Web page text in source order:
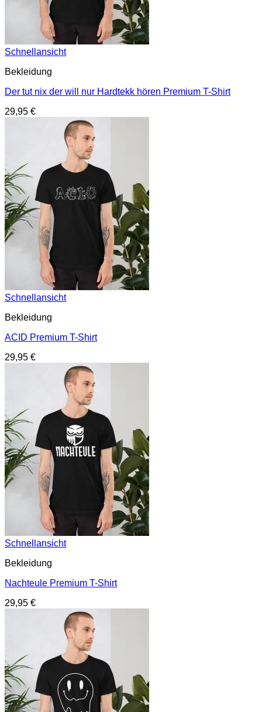
Schnellansicht
Bekleidung
Der tut nix der will nur Hardtekk hören Premium T-Shirt
29,95 €
Schnellansicht
Bekleidung
ACID Premium T-Shirt
29,95 €
Schnellansicht
Bekleidung
Nachteule Premium T-Shirt
29,95 €